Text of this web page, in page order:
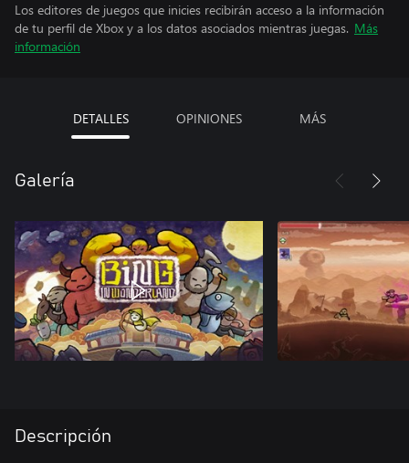
Los editores de juegos que inicies recibirán acceso a la información
de tu perfil de Xbox y a los datos asociados mientras juegas. Más
información
DETALLES OPINIONES MÁS
Galería
Descripción